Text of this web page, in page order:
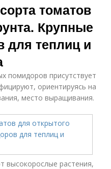
томатов
Крупные
для теплиц и
помидоров присутствует
ориентируясь на
место выращивания.
высокорослые растения,